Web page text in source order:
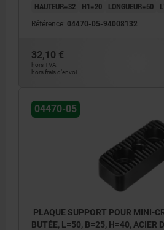
HAUTEUR=32
H1=20 LONGUEUR=50
Référence: 04470-05-94008132
32,10 €
hors TVA
hors frais d’envoi
04470-05
PLAQUE SUPPORT POUR MINI-
BUTÉE, L=50, B=25, H=40, ACIER